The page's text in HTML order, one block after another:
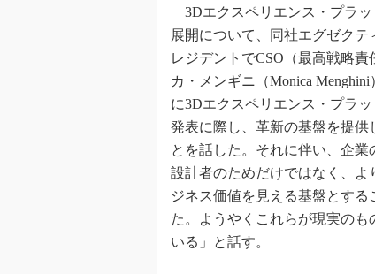
3Dエクスペリエンス・プラッ
展開について、同社エグゼクテ
レジデントでCSO（最高戦略責
カ・メンギニ（Monica
に3Dエクスペリエンス・プラ
発表に際し、革新の基盤を提供
とを話した。それに伴い、企業
設計者のためだけではなく、よ
ジネス価値を見える基盤とする
た。ようやくこれらが現実のも
いる」と話す。